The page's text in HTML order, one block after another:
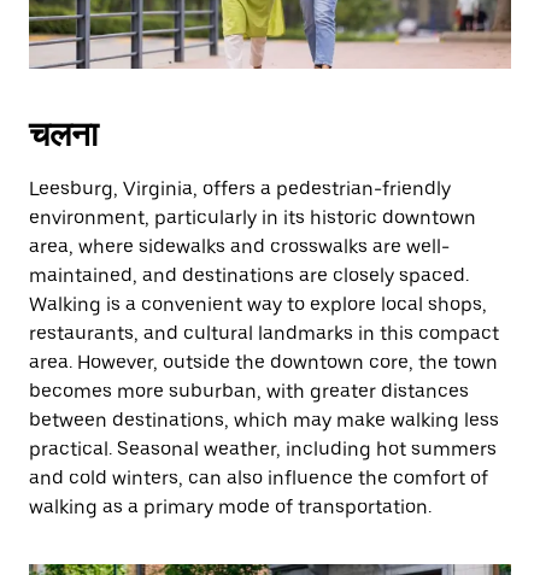
close
the
calendar.
चलना
Leesburg, Virginia, offers a pedestrian-friendly
environment, particularly in its historic downtown
area, where sidewalks and crosswalks are well-
maintained, and destinations are closely spaced.
Walking is a convenient way to explore local shops,
restaurants, and cultural landmarks in this compact
area. However, outside the downtown core, the town
becomes more suburban, with greater distances
between destinations, which may make walking less
practical. Seasonal weather, including hot summers
and cold winters, can also influence the comfort of
walking as a primary mode of transportation.